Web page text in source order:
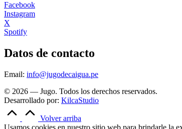
Facebook
Instagram
X
Spotify
Datos de contacto
Email: info@jugodecaigua.pe
© 2026 — Jugo. Todos los derechos reservados.
Desarrollado por: KilcaStudio
Volver arriba
Usamos cookies en nuestro sitio web para brindarle la